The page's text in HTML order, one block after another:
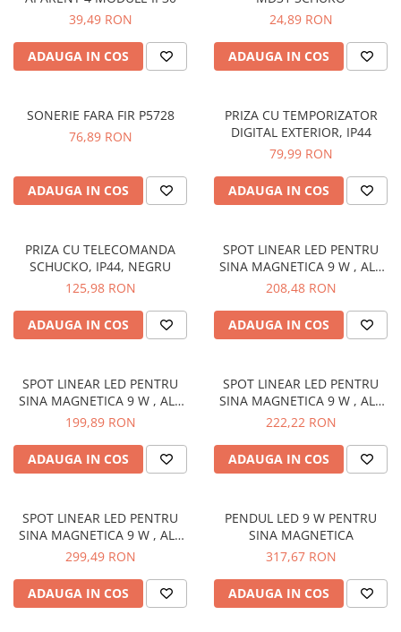
Materiale electrice
Prelungitoare
Fise, prize, accesorii
Tablouri si distributie electrica
Intreruptoare
Aparataj
Valena alb
Schneider Sedna
Niloe alb
Valena ivoar
Adaptoare
Lampi de lucru, sport, hobby
Electronice
Powerbank
Prize programabile
Sonerii
39,49 RON
ADAUGA IN COS
24,89 RON
ADAUGA IN COS
SONERIE FARA FIR P5728
76,89 RON
ADAUGA IN COS
PRIZA CU TEMPORIZATOR
DIGITAL EXTERIOR, IP44
79,99 RON
ADAUGA IN COS
PRIZA CU TELECOMANDA
SCHUCKO, IP44, NEGRU
125,98 RON
ADAUGA IN COS
SPOT LINEAR LED PENTRU
SINA MAGNETICA 9 W , ALB
CALD
208,48 RON
ADAUGA IN COS
SPOT LINEAR LED PENTRU
SINA MAGNETICA 9 W , ALB
CALD
199,89 RON
ADAUGA IN COS
SPOT LINEAR LED PENTRU
SINA MAGNETICA 9 W , ALB
CALD
222,22 RON
ADAUGA IN COS
SPOT LINEAR LED PENTRU
SINA MAGNETICA 9 W , ALB
CALD
299,49 RON
ADAUGA IN COS
PENDUL LED 9 W PENTRU
SINA MAGNETICA
317,67 RON
ADAUGA IN COS